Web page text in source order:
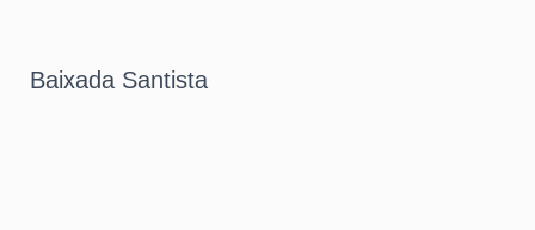
Baixada Santista